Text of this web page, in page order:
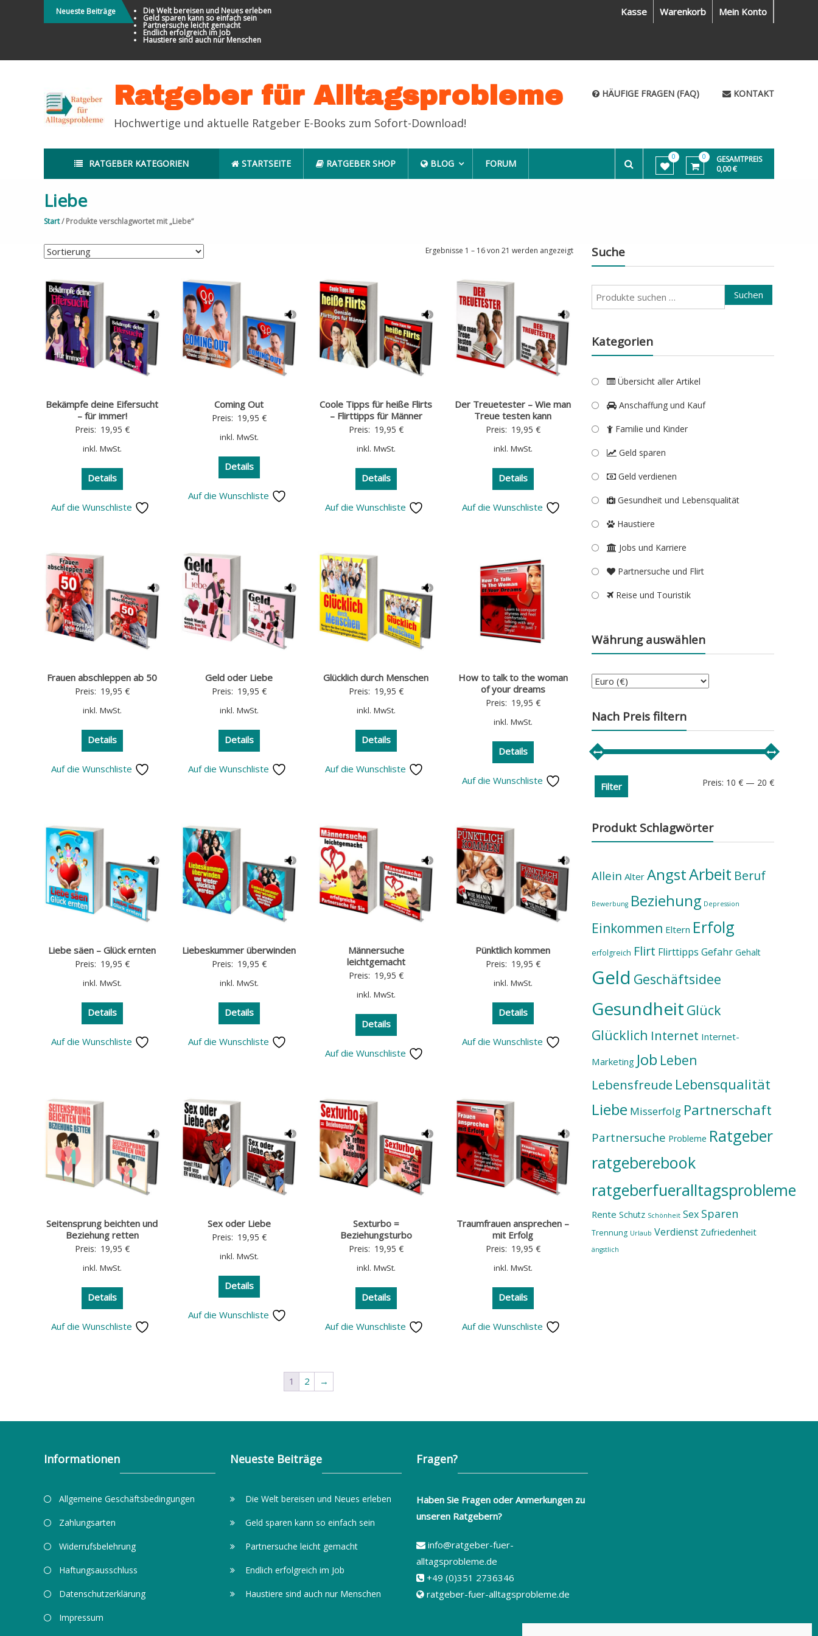
Neueste Beiträge Die Welt bereisen und Neues erleben
Geld sparen kann so einfach sein
Partnersuche leicht gemacht
Endlich erfolgreich im Job
Haustiere sind auch nur Menschen
Kasse Warenkorb Mein Konto
Ratgeber für Alltagsprobleme
Hochwertige und aktuelle Ratgeber E-Books zum Sofort-Download!
HÄUFIGE FRAGEN (FAQ) KONTAKT
RATGEBER KATEGORIEN STARTSEITE RATGEBER SHOP BLOG FORUM
0 0
GESAMTPREIS
0,00 €
Liebe
Start/ Produkte verschlagwortet mit „Liebe“
Ergebnisse 1 – 16 von 21 werden angezeigt
Bekämpfe deine Eifersucht
– für immer!
Preis: 19,95 €
inkl. MwSt.
Details
Auf die Wunschliste
Coming Out
Preis: 19,95 €
inkl. MwSt.
Details
Auf die Wunschliste
Coole Tipps für heiße Flirts
– Flirttipps für Männer
Preis: 19,95 €
inkl. MwSt.
Details
Auf die Wunschliste
Der Treuetester – Wie man
Treue testen kann
Preis: 19,95 €
inkl. MwSt.
Details
Auf die Wunschliste
Frauen abschleppen ab 50
Preis: 19,95 €
inkl. MwSt.
Details
Auf die Wunschliste
Geld oder Liebe
Preis: 19,95 €
inkl. MwSt.
Details
Auf die Wunschliste
Glücklich durch Menschen
Preis: 19,95 €
inkl. MwSt.
Details
Auf die Wunschliste
How to talk to the woman
of your dreams
Preis: 19,95 €
inkl. MwSt.
Details
Auf die Wunschliste
Liebe säen – Glück ernten
Preis: 19,95 €
inkl. MwSt.
Details
Auf die Wunschliste
Liebeskummer überwinden
Preis: 19,95 €
inkl. MwSt.
Details
Auf die Wunschliste
Männersuche
leichtgemacht
Preis: 19,95 €
inkl. MwSt.
Details
Auf die Wunschliste
Pünktlich kommen
Preis: 19,95 €
inkl. MwSt.
Details
Auf die Wunschliste
Seitensprung beichten und
Beziehung retten
Preis: 19,95 €
inkl. MwSt.
Details
Auf die Wunschliste
Sex oder Liebe
Preis: 19,95 €
inkl. MwSt.
Details
Auf die Wunschliste
Sexturbo =
Beziehungsturbo
Preis: 19,95 €
inkl. MwSt.
Details
Auf die Wunschliste
Traumfrauen ansprechen –
mit Erfolg
Preis: 19,95 €
inkl. MwSt.
Details
Auf die Wunschliste
1 2 →
Suche
Suchen
nach:
Suchen
Kategorien
Übersicht aller Artikel
Anschaffung und Kauf
Familie und Kinder
Geld sparen
Geld verdienen
Gesundheit und Lebensqualität
Haustiere
Jobs und Karriere
Partnersuche und Flirt
Reise und Touristik
Währung auswählen
Nach Preis filtern
Min.
Max.
Filter Preis: 10 € — 20 €
Produkt Schlagwörter
Allein Alter AngstArbeit Beruf
Bewerbung Beziehung Depression
Einkommen Eltern Erfolg
erfolgreich Flirt Flirttipps Gefahr Gehalt
Geld Geschäftsidee
Gesundheit Glück
Glücklich Internet Internet-
Marketing Job Leben
Lebensfreude Lebensqualität
Liebe Misserfolg Partnerschaft
Partnersuche Probleme Ratgeber
ratgeberebook
ratgeberfueralltagsprobleme
Rente Schutz Schönheit Sex Sparen
Trennung Urlaub Verdienst Zufriedenheit
ängstlich
Informationen
Allgemeine Geschäftsbedingungen
Zahlungsarten
Widerrufsbelehrung
Haftungsausschluss
Datenschutzerklärung
Impressum
Neueste Beiträge
Die Welt bereisen und Neues erleben
Geld sparen kann so einfach sein
Partnersuche leicht gemacht
Endlich erfolgreich im Job
Haustiere sind auch nur Menschen
Fragen?
Haben Sie Fragen oder Anmerkungen zu
unseren Ratgebern?
info@ratgeber-fuer-
alltagsprobleme.de
+49 (0)351 2736346
ratgeber-fuer-alltagsprobleme.de